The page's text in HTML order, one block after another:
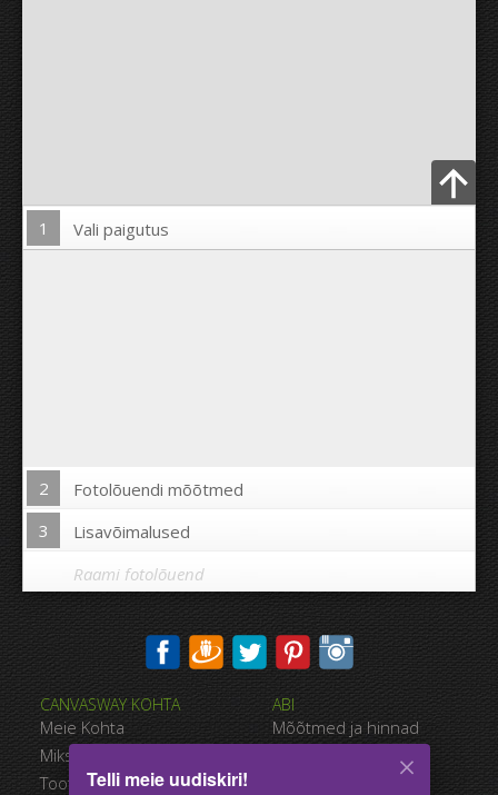
Lae pilt üles
1 Vali paigutus
2
Fotolõuendi mõõtmed
3
Lisavõimalused
Trükkida pilt fotolõuendi äärtele:
Ei
Kaugus piltide vahel:
Raami fotolõuend
CANVASWAY KOHTA
Meie Kohta
Miks CanvasWAY
Toote Kvaliteet
ABI
Mõõtmed ja hinnad
Maksevõimalused
Telli meie uudiskiri!